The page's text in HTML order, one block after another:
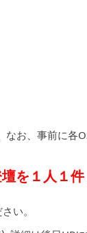
お、事前に各
を１人１件
い。